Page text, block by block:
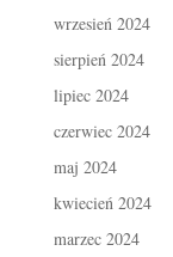
wrzesień 2024
sierpień 2024
lipiec 2024
czerwiec 2024
maj 2024
kwiecień 2024
marzec 2024